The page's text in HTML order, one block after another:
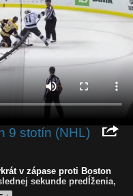
9 stotín (NHL)
v zápase proti Boston
sekunde predĺženia,